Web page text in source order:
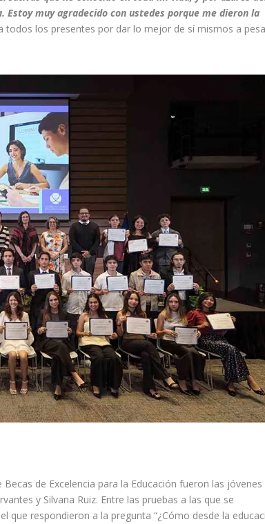
muy agradecido con ustedes porque me dieron la
todos los presentes por dar lo mejor de sí mismos a
de Excelencia para la Educación fueron las jóvenes
y Silvana Ruiz. Entre las pruebas a las que se
respondieron a la pregunta “¿Cómo desde la